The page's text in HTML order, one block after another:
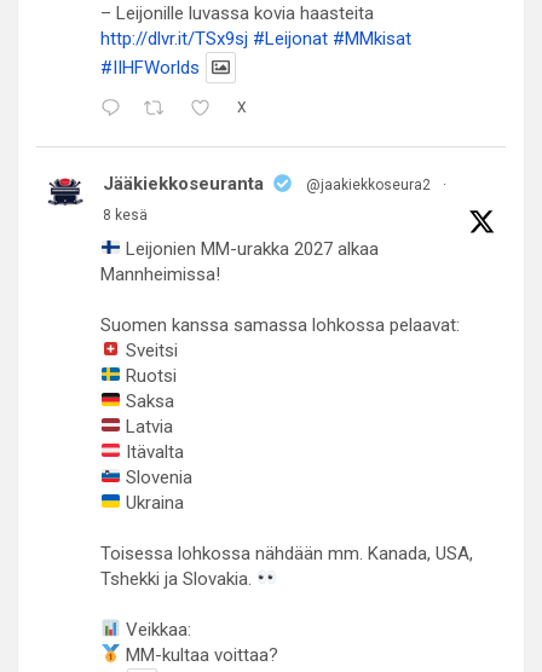
– Leijonille luvassa kovia haasteita
http://dlvr.it/TSx9sj #Leijonat #MMkisat
#IIHFWorlds
X
Jääkiekkoseuranta @jaakiekkoseura2
·
8 kesä
Leijonien MM-urakka 2027 alkaa
Mannheimissa!
Suomen kanssa samassa lohkossa pelaavat:
Sveitsi
Ruotsi
Saksa
Latvia
Itävalta
Slovenia
Ukraina
Toisessa lohkossa nähdään mm. Kanada, USA,
Tshekki ja Slovakia.
Veikkaa:
MM-kultaa voittaa?